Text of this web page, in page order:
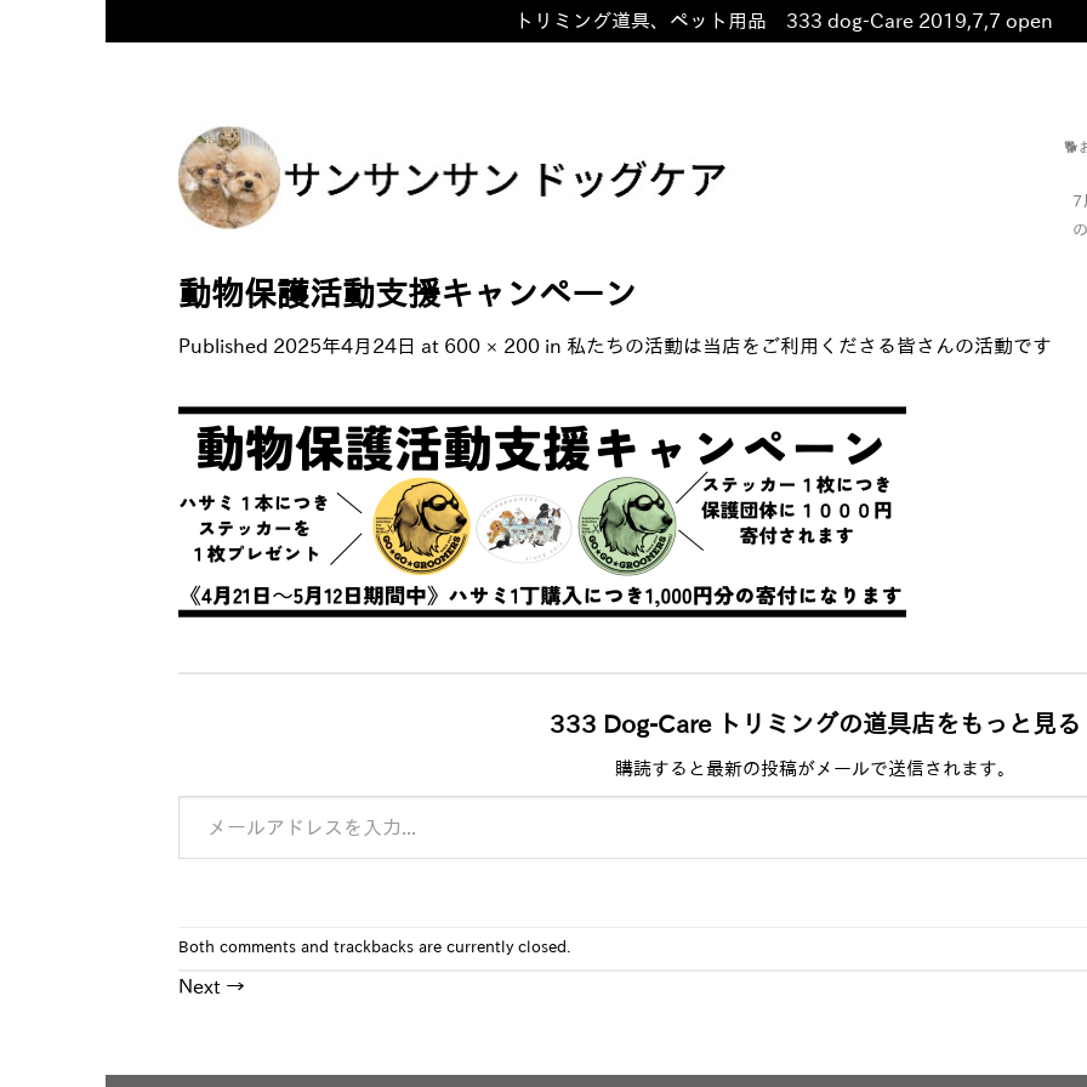
トリミング道具、ペット用品 333 dog-Care 2019,7,7 open
🐕
7
動物保護活動支援キャンペーン
Published 2025年4月24日 at 600 × 200 in 私たちの活動は当店をご利用くださる皆さんの活動です
333 Dog-Care トリミングの道具店をもっと見る
購読すると最新の投稿がメールで送信されます。
メールアドレスを入力...
Both comments and trackbacks are currently closed.
Next →